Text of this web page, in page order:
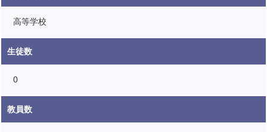
高等学校
生徒数
0
教員数